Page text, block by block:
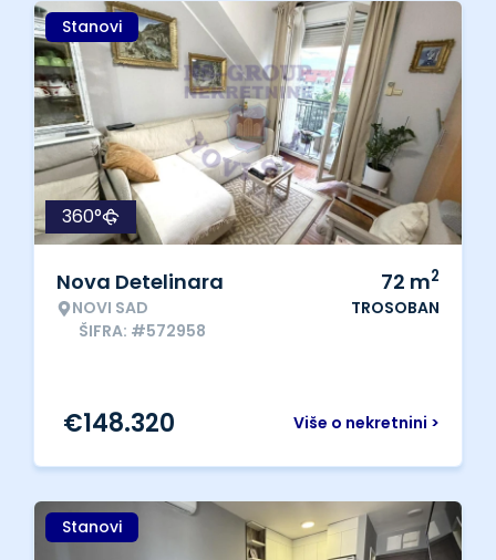
Stanovi
360°
Nova Detelinara
NOVI SAD
ŠIFRA: #572958
72 m2
TROSOBAN
Više o nekretnini >
€148.320
Stanovi